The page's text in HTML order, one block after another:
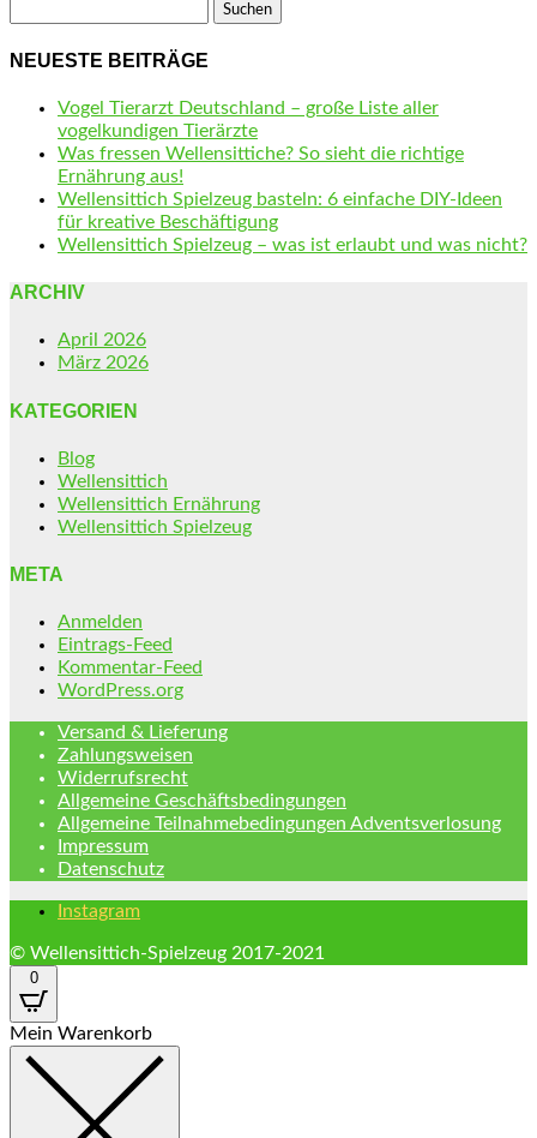
nach:
NEUESTE BEITRÄGE
Vogel Tierarzt Deutschland – große Liste aller
vogelkundigen Tierärzte
Was fressen Wellensittiche? So sieht die richtige
Ernährung aus!
Wellensittich Spielzeug basteln: 6 einfache DIY-Ideen
für kreative Beschäftigung
Wellensittich Spielzeug – was ist erlaubt und was nicht?
ARCHIV
April 2026
März 2026
KATEGORIEN
Blog
Wellensittich
Wellensittich Ernährung
Wellensittich Spielzeug
META
Anmelden
Eintrags-Feed
Kommentar-Feed
WordPress.org
Versand & Lieferung
Zahlungsweisen
Widerrufsrecht
Allgemeine Geschäftsbedingungen
Allgemeine Teilnahmebedingungen Adventsverlosung
Impressum
Datenschutz
Instagram
© Wellensittich-Spielzeug 2017-2021
0
Mein Warenkorb